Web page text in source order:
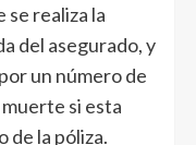
se realiza la
del asegurado, y
un número de
si esta
de la póliza.